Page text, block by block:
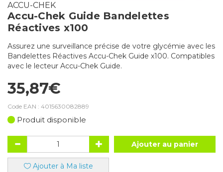
ACCU-CHEK
Accu-Chek Guide Bandelettes
Réactives x100
Assurez une surveillance précise de votre glycémie avec les
Bandelettes Réactives Accu-Chek Guide x100. Compatibles
avec le lecteur Accu-Chek Guide.
35,87€
Code EAN : 4015630082889
Produit disponible
Ajouter au panier
Ajouter à Ma liste